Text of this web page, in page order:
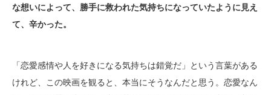
な想いによって、勝手に救われた気持ちになっていたように見え
て、辛かった。
「恋愛感情や人を好きになる気持ちは錯覚だ」という言葉がある
けれど、この映画を観ると、本当にそうなんだと思う。恋愛なん